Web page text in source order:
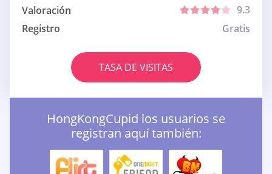
Valoración
9.3
Registro
Gratis
TASA DE VISITAS
HongKongCupid los usuarios se
registran aquí también: